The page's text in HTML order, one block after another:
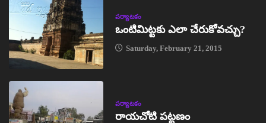
పర్యాటకం
ఒంటిమిట్టకు ఎలా చేరుకోవచ్చు?
Saturday, February 21, 2015
పర్యాటకం
రాయచోటి పట్టణం